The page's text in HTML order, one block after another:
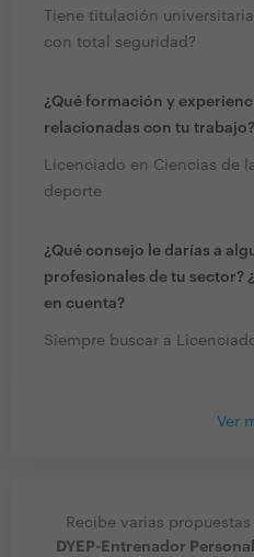
Tiene titulación
con total seguridad?
¿Qué formación y
relacionadas con tu trabajo?
Licenciado en Ciencias de
deporte
¿Qué consejo le darías a
profesionales de tu sector?
en cuenta?
Siempre buscar a
Ver
Recibe varias
DYEP-Entrenador